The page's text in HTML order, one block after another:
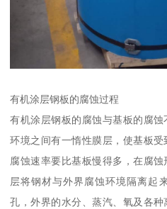
有机涂层钢板的腐蚀过程
有机涂层钢板的腐蚀与基板的腐
环境之间有一惰性膜层，使基板受
腐蚀速率要比基板慢得多，在腐
层将钢材与外界腐蚀环境隔离起
孔，外界的水分、蒸汽、氧及各